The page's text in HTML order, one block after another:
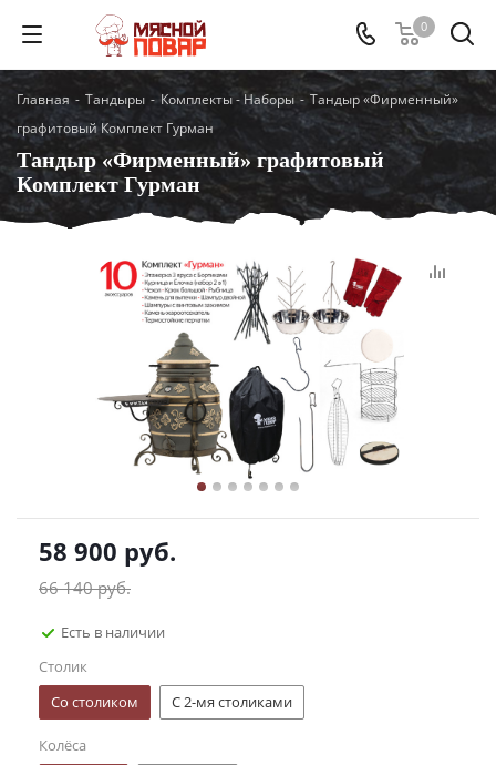
0
Главная - Тандыры - Комплекты - Наборы - Тандыр «Фирменный»
графитовый Комплект Гурман
Тандыр «Фирменный» графитовый
Комплект Гурман
58 900 руб.
66 140руб.
Есть в наличии
Столик
Со столиком
С 2-мя столиками
Колёса